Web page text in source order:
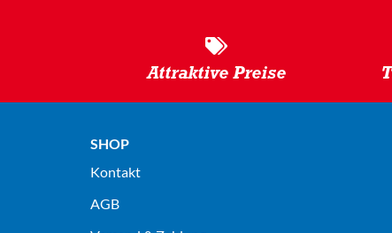
Attraktive Preise
SHOP
Kontakt
AGB